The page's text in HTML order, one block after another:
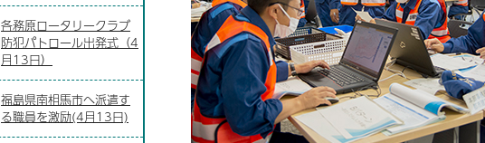
各務原ロータリークラブ
防犯パトロール出発式（4
月13日）
福島県南相馬市へ派遣す
る職員を激励(4月13日)